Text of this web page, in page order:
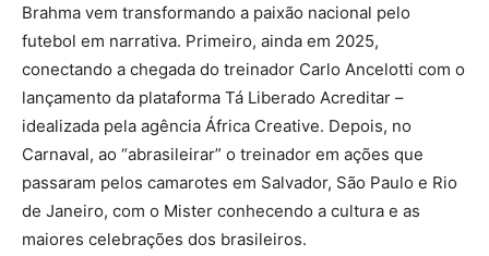
Brahma vem transformando a paixão nacional pelo
futebol em narrativa. Primeiro, ainda em 2025,
conectando a chegada do treinador Carlo Ancelotti com o
lançamento da plataforma Tá Liberado Acreditar –
idealizada pela agência África Creative. Depois, no
Carnaval, ao “abrasileirar” o treinador em ações que
passaram pelos camarotes em Salvador, São Paulo e Rio
de Janeiro, com o Mister conhecendo a cultura e as
maiores celebrações dos brasileiros.